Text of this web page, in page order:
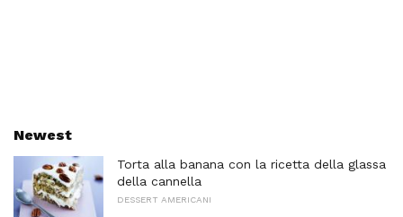
Newest
Torta alla banana con la ricetta della glassa
della cannella
DESSERT AMERICANI